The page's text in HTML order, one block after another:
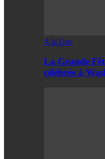
A la Une
La Grande
célébrée à